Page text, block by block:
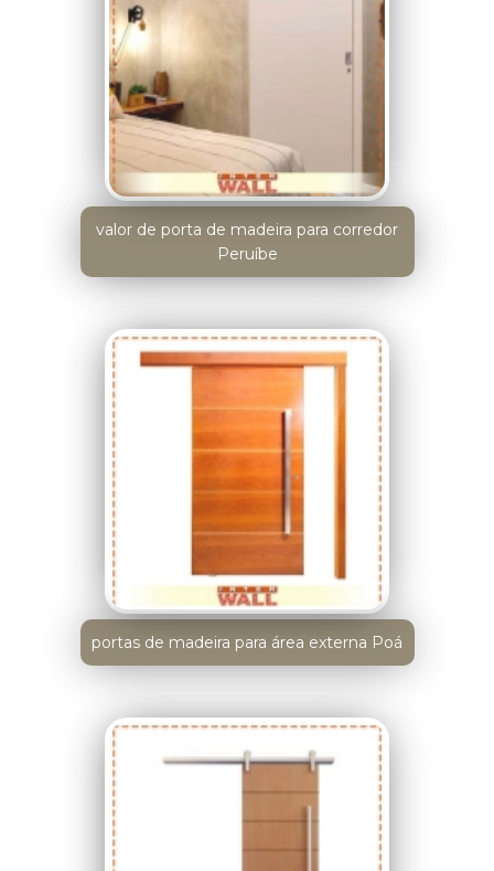
valor de porta de madeira para corredor
Peruíbe
portas de madeira para área externa Poá